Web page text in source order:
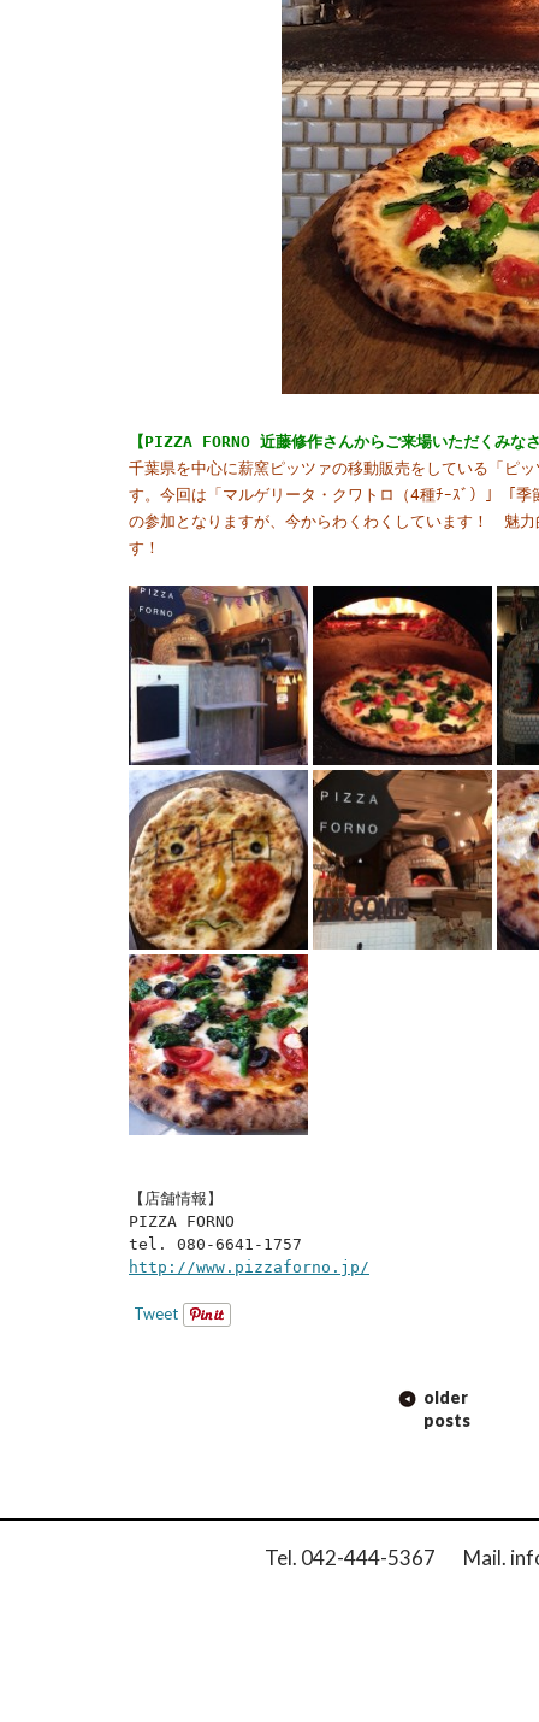
【PIZZA FORNO 近藤修作さんからご来場いただくみな
千葉県を中心に薪窯ピッツァの移動販売をしている「ピ
す。今回は「マルゲリータ・クワトロ（4種ﾁｰｽﾞ）」「
の参加となりますが、今からわくわくしています！ 魅
す！
【店舗情報】
PIZZA FORNO
tel. 080-6641-1757
http://www.pizzaforno.jp/
Tweet
older
posts
Tel. 042-444-5367 Mail.